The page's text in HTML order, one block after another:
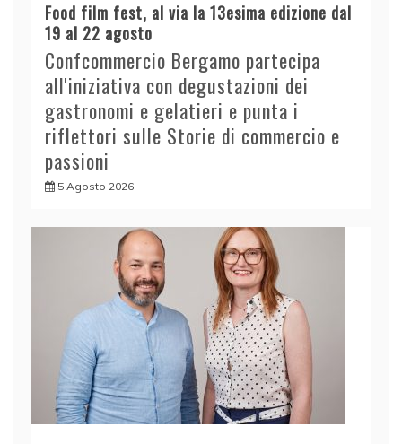
Food film fest, al via la 13esima edizione dal
19 al 22 agosto
Confcommercio Bergamo partecipa
all'iniziativa con degustazioni dei
gastronomi e gelatieri e punta i
riflettori sulle Storie di commercio e
passioni
5 Agosto 2026